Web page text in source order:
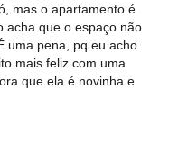
mas o apartamento é
acha que o espaço não
uma pena, pq eu acho
mais feliz com uma
que ela é novinha e